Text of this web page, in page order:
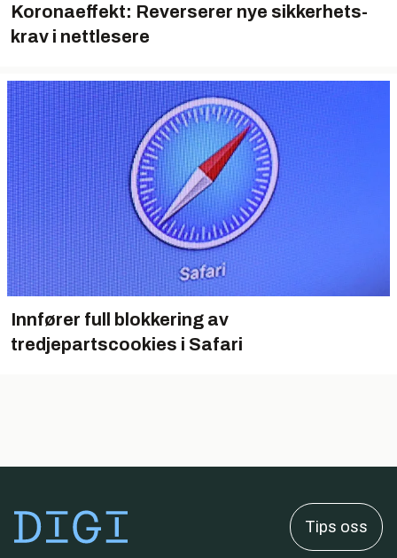
Koronaeffekt: Reverserer nye sikkerhets­
krav i nettlesere
Innfører full blokkering av
tredjepartscookies i Safari
Tips oss